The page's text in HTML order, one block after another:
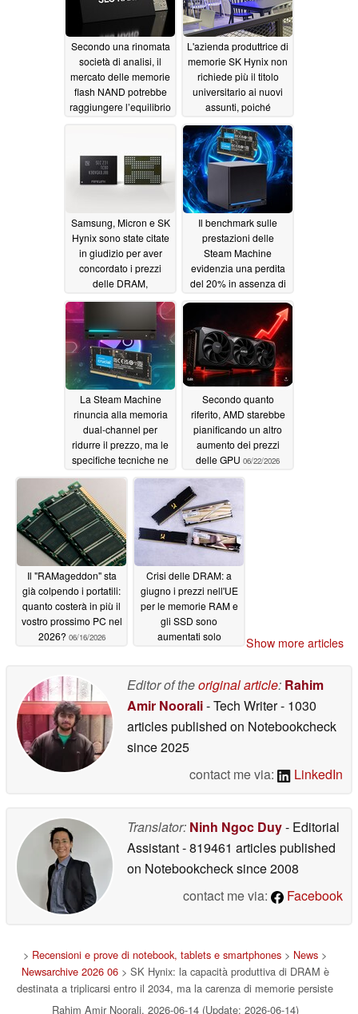
Secondo una rinomata
società di analisi, il
mercato delle memorie
flash NAND potrebbe
raggiungere l’equilibrio
L'azienda produttrice di
memorie SK Hynix non
richiede più il titolo
universitario ai nuovi
assunti, poiché
sta spostando
l'attenzione sulla
creatività07/09/2026
Samsung, Micron e SK
Hynix sono state citate
in giudizio per aver
concordato i prezzi
delle DRAM,
“RAMpocalisse” a
causa dell’impennata
dei prezzi delle
memorie07/03/2026
Il benchmark sulle
prestazioni delle
Steam Machine
evidenzia una perdita
del 20% in assenza di
La Steam Machine
rinuncia alla memoria
dual-channel per
ridurre il prezzo, ma le
specifiche tecniche ne
Secondo quanto
riferito, AMD starebbe
pianificando un altro
aumento dei prezzi
delle GPU 06/22/2026
Il "RAMageddon" sta
già colpendo i portatili:
quanto costerà in più il
vostro prossimo PC nel
2026? 06/16/2026
Crisi delle DRAM: a
giugno i prezzi nell'UE
per le memorie RAM e
gli SSD sono
aumentati solo
Show more articles
Editor of theoriginal article: Rahim
Amir Noorali- Tech Writer- 1030
articles published on Notebookcheck
since 2025
contact me via:
LinkedIn
Translator: Ninh Ngoc Duy- Editorial
Assistant- 819461 articles published
on Notebookchecksince 2008
contact me via:
Facebook
> Recensioni e prove di notebook, tablets e smartphones > News >
Newsarchive 2026 06> SK Hynix: la capacità produttiva di DRAM è
destinata a triplicarsi entro il 2034, ma la carenza di memorie persiste
Rahim Amir Noorali, 2026-06-14 (Update: 2026-06-14)